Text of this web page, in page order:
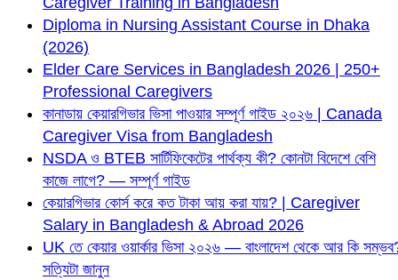
Diploma in Nursing Assistant Course in Dhaka
(2026)
Elder Care Services in Bangladesh 2026 | 250+
Professional Caregivers
কানাডায় কেয়ারগিভার ভিসা পাওয়ার সম্পূর্ণ গাইড ২০২৬ | Canada
Caregiver Visa from Bangladesh
NSDA ও BTEB সার্টিফিকেটের পার্থক্য কী? কোনটা বিদেশে বেশি
কাজে লাগে? — সম্পূর্ণ গাইড
কেয়ারগিভার কোর্স করে কত টাকা আয় করা যায়? | Caregiver
Salary in Bangladesh & Abroad 2026
UK তে কেয়ার ওয়ার্কার ভিসা ২০২৬ — বাংলাদেশ থেকে আর কি
সত্যিটা জানুন